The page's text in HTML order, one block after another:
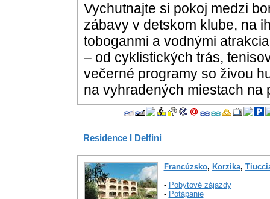
Vychutnajte si pokoj medzi
zábavy v detskom klube, na
toboganmi a vodnými
– od cyklistických trás,
večerné programy so živou
na vyhradených miestach na
Residence I Delfini
Francúzsko, Korzika,
- Pobytové zájazdy
- Potápanie